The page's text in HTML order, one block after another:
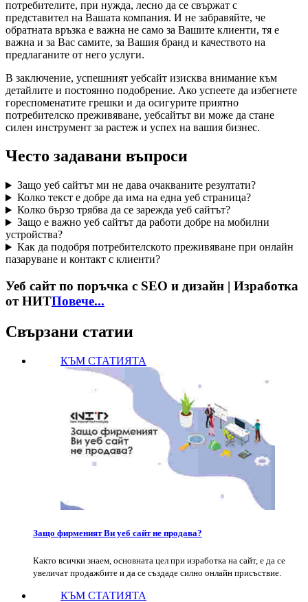
потребителите, при нужда, лесно да се свържат с
представител на Вашата компания. И не забравяйте, че
обратната връзка е важна не само за Вашите клиенти, тя е
важна и за Вас самите, за Вашия бранд и качеството на
предлаганите от него услуги.
В заключение, успешният уебсайт изисква внимание към
детайлите и постоянно подобрение. Ако успеете да избегнете
гореспоменатите грешки и да осигурите приятно
потребителско преживяване, уебсайтът ви може да стане
силен инструмент за растеж и успех на вашия бизнес.
Често задавани въпроси
Защо уеб сайтът ми не дава очакваните резултати?
Колко текст е добре да има на една уеб страница?
Колко бързо трябва да се зарежда уеб сайтът?
Защо е важно уеб сайтът да работи добре на мобилни
устройства?
Как да подобря потребителското преживяване при онлайн
пазаруване и контакт с клиенти?
Уеб сайт по поръчка с SEO и дизайн | Изработка
от НИТПовече...
Свързани статии
КЪМ СТАТИЯТА
Защо фирменият Ви уеб сайт не продава?
Както всички знаем, основната цел при изработка на сайт, е да се
увеличат продажбите и да се създаде силно онлайн присъствие.
КЪМ СТАТИЯТА